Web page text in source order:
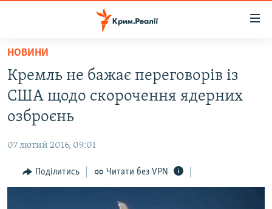
Перейти
основного
матеріалу
Перейти
до
основної
Перейти
до
ВОДА.КРИМ
ВІДЕО ТА ФОТО
БЛОГИ
ПОГЛЯД
НОВИНИ
Кремль не бажає переговорів із
США щодо скорочення ядерних
озброєнь
07 лютий 2016, 09:01
Поділитись Читати без VPN